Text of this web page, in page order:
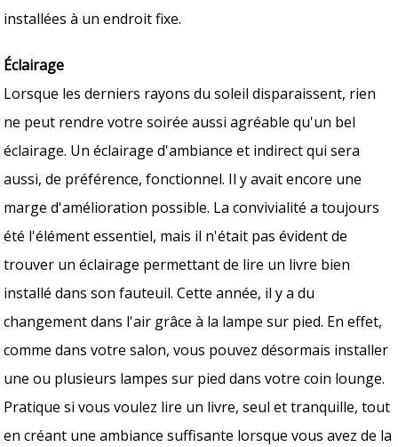
installées à un endroit fixe.
Éclairage
Lorsque les derniers rayons du soleil disparaissent, rien
ne peut rendre votre soirée aussi agréable qu'un bel
éclairage. Un éclairage d'ambiance et indirect qui sera
aussi, de préférence, fonctionnel. Il y avait encore une
marge d'amélioration possible. La convivialité a toujours
été l'élément essentiel, mais il n'était pas évident de
trouver un éclairage permettant de lire un livre bien
installé dans son fauteuil. Cette année, il y a du
changement dans l'air grâce à la lampe sur pied. En effet,
comme dans votre salon, vous pouvez désormais installer
une ou plusieurs lampes sur pied dans votre coin lounge.
Pratique si vous voulez lire un livre, seul et tranquille, tout
en créant une ambiance suffisante lorsque vous avez de la